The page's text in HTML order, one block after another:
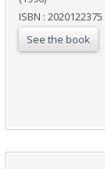
ISBN : 2020122375
See the book